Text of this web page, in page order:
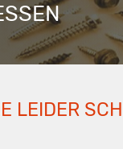
LEIDER